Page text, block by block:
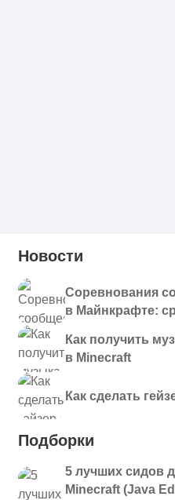
Новости
Соревнования
в Майнкрафте:
Как получить
в Minecraft
Как сделать
Подборки
5 лучших сидов
Minecraft (Java